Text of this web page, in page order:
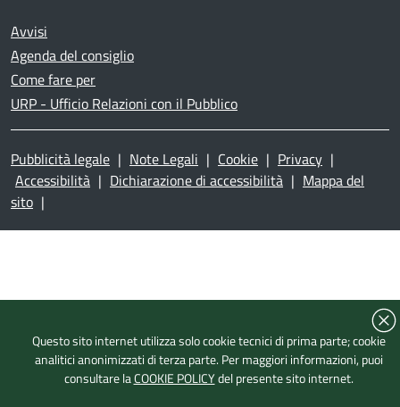
Avvisi
Agenda del consiglio
Come fare per
URP - Ufficio Relazioni con il Pubblico
Pubblicità legale | Note Legali | Cookie | Privacy |
Accessibilità | Dichiarazione di accessibilità | Mappa del
sito |
Questo sito internet utilizza solo cookie tecnici di prima parte; cookie
analitici anonimizzati di terza parte. Per maggiori informazioni, puoi
consultare laCOOKIE POLICYdel presente sito internet.